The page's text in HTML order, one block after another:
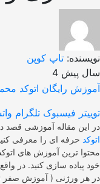
نویسنده: تاپ کوپن
4 سال پیش
توییتر فیسبوک تلگرام
در این مقاله آموزشی قصد
اتوکد حرفه ای را معرفی
محتوا ترین آموزش های
خود پیاده سازی کنید. در